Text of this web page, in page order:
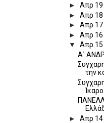
►Απρ
►Απρ
►Απρ
►Απρ
▼Απρ
Α΄
την
Ίκαρο
►Απρ